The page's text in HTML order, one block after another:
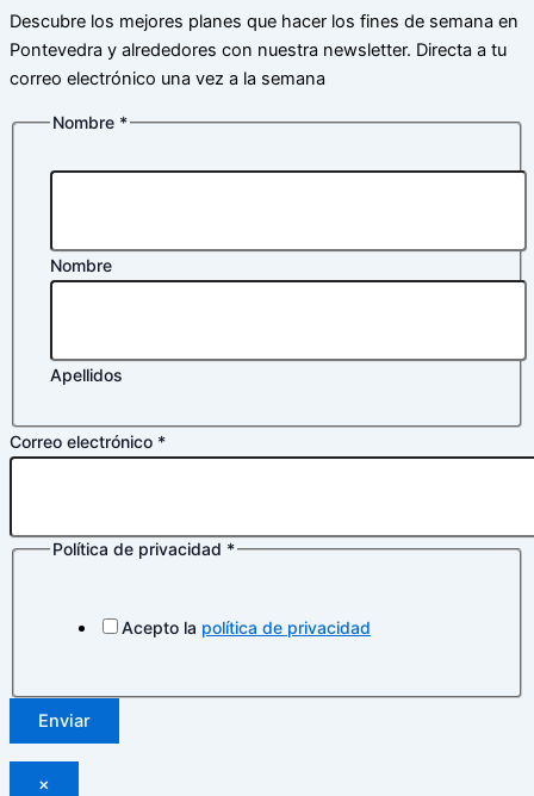
Descubre los mejores planes que hacer los fines de semana en
Pontevedra y alrededores con nuestra newsletter. Directa a tu
correo electrónico una vez a la semana
Nombre *
Nombre
Apellidos
Nombre
Correo electrónico *
Política de privacidad *
Acepto la política de privacidad
Enviar
×